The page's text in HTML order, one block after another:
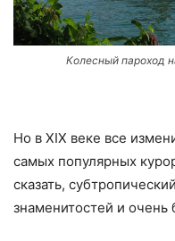
Колесный пароход
Но в XIX веке все
самых популярных
сказать,
знаменитостей и очень